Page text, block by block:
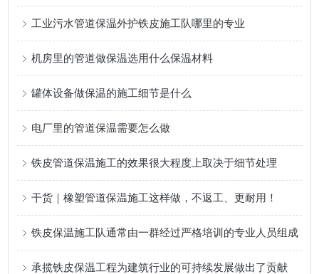
工业污水管道保温外护铁皮施工队哪里的专业
机房里的管道做保温选用什么保温材料
罐体设备做保温的施工细节是什么
电厂里的管道保温需要怎么做
铁皮管道保温施工的效果很大程度上取决于细节处理
干货｜橡塑管道保温施工这样做，不返工、更耐用！
铁皮保温施工队通常由一群经过严格培训的专业人员组成
承揽铁皮保温工程为建筑行业的可持续发展做出了贡献